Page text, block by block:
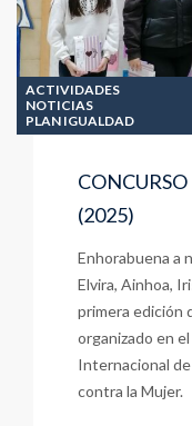
ACTIVIDADES
NOTICIAS
PLAN IGUALDAD
(2025)
Enhorabuena a
Elvira, Ainhoa,
primera edición
organizado en
Internacional de
contra la Mujer.